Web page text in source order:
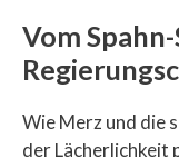
Vom
Wie Merz und die
der Lächerlichkeit